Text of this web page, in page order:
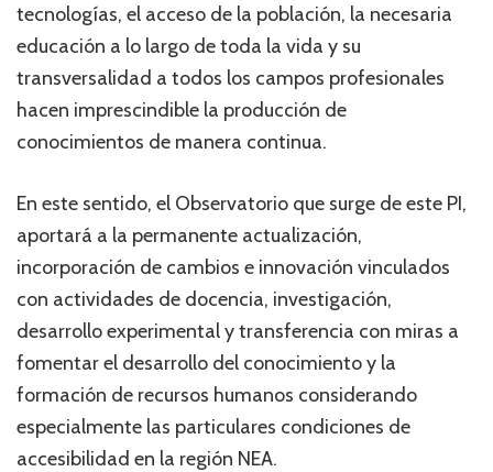
tecnologías, el acceso de la población, la necesaria
educación a lo largo de toda la vida y su
transversalidad a todos los campos profesionales
hacen imprescindible la producción de
conocimientos de manera continua.
En este sentido, el Observatorio que surge de este PI,
aportará a la permanente actualización,
incorporación de cambios e innovación vinculados
con actividades de docencia, investigación,
desarrollo experimental y transferencia con miras a
fomentar el desarrollo del conocimiento y la
formación de recursos humanos considerando
especialmente las particulares condiciones de
accesibilidad en la región NEA.